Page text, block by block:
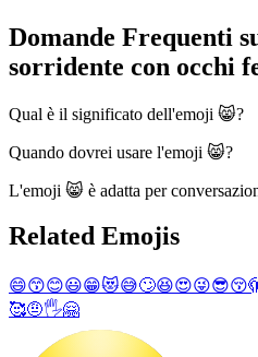
Domande Frequenti
sorridente con occhi
Qual è il significato dell'emoji 😸?
Quando dovrei usare l'emoji 😸?
L'emoji 😸 è adatta per
Related Emojis
😄😙😊😃😁😻😅🙄😆😍😜😎😚
🥰🤨🖐️🤗